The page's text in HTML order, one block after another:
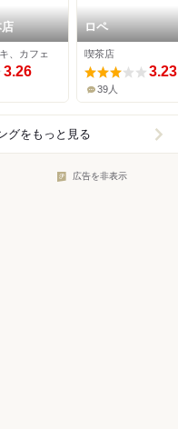
、カフェ
3.26
ロペ
喫茶店
3.23
39人
グをもっと見る
広告を非表示